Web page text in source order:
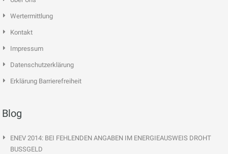
Wertermittlung
Kontakt
Impressum
Datenschutzerklärung
Erklärung Barrierefreiheit
Blog
ENEV 2014: BEI FEHLENDEN ANGABEN IM ENERGIEAUSWEIS DROHT
BUSSGELD